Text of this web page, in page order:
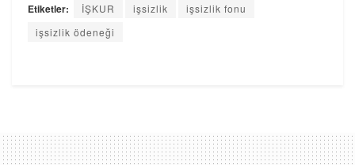
Etiketler: İŞKUR işsizlik
işsizlik fonu
işsizlik ödeneği